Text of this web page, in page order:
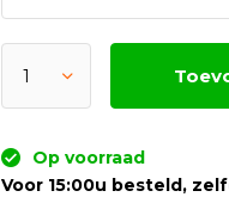
Op voorraad
Voor 15:00u besteld,